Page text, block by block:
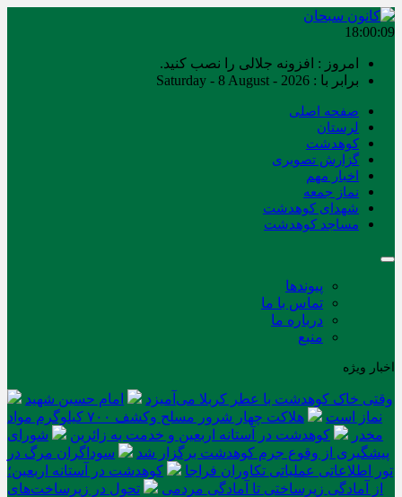
18:00:10
امروز : افزونه جلالی را نصب کنید.
برابر با : Saturday - 8 August - 2026
صفحه اصلی
لرستان
کوهدشت
گزارش تصویری
اخبار مهم
نماز جمعه
شهدای کوهدشت
مساجد کوهدشت
پیوندها
تماس با ما
درباره ما
منبع
اخبار ویژه
وقتی خاک کوهدشت با عطر کربلا می‌آمیزد
امام حسین شهید
نماز است
هلاکت چهار شرور مسلح وکشف ۷۰۰ کیلوگرم مواد
مخدر
کوهدشت در آستانه اربعین و خدمت‌ به زائرین
شورای
پیشگیری از وقوع جرم کوهدشت برگزار شد
سوداگران مرگ در
تور اطلاعاتی عملیاتی تکاوران فراجا
کوهدشت در آستانه اربعین؛
از آمادگی زیرساختی تا آمادگی مردمی
تحول در زیرساخت‌های